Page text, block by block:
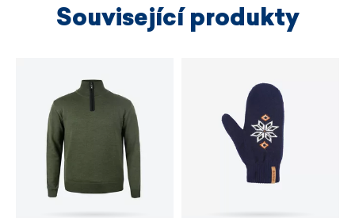
Související produkty